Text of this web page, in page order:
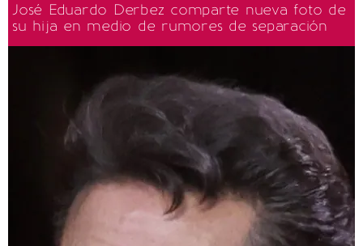
José Eduardo Derbez comparte nueva foto de
su hija en medio de rumores de separación